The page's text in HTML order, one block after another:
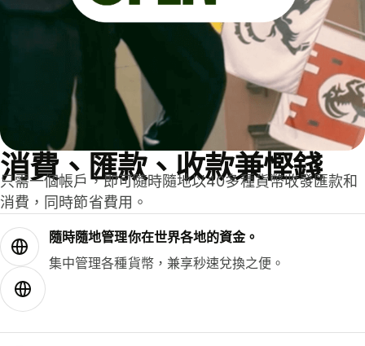
消費、匯款、收款兼慳錢
只需一個帳戶，即可隨時隨地以40多種貨幣收發匯款和
消費，同時節省費用。
隨時隨地管理你在世界各地的資金。
集中管理各種貨幣，兼享秒速兌換之便。